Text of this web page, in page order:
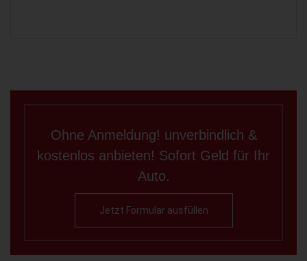
Ohne Anmeldung! unverbindlich &
kostenlos anbieten! Sofort Geld für Ihr
Auto.
Jetzt Formular ausfüllen